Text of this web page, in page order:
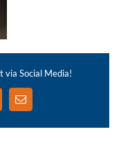
via Social Media!
E-